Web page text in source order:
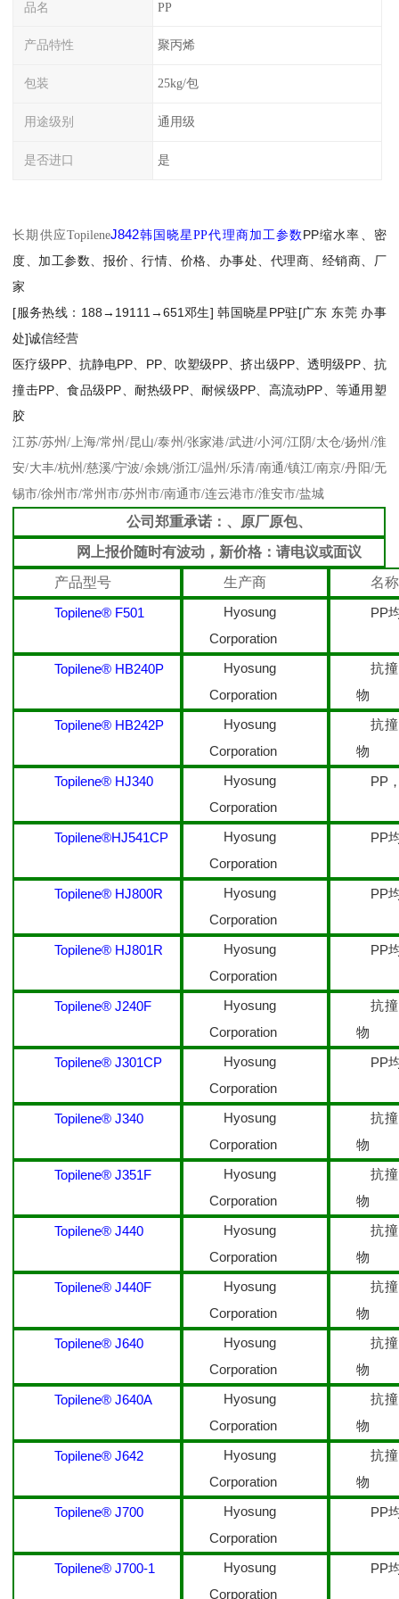
品名 PP
产品特性 聚丙烯
包装 25kg/包
用途级别 通用级
是否进口 是
长期供应TopileneJ842韩国晓星PP代理商加工参数 PP缩水率、密
度、加工参数、报价、行情、价格、办事处、代理商、经销商、厂
家
[服务热线： 188→19111→651邓生]韩国晓星PP驻[广东 东莞 办事
处]诚信经营
医疗级PP、抗静电PP、 PP、吹塑级PP、挤出级PP、透明级PP、抗
撞击PP、食品级PP、耐热级PP、耐候级PP、高流动PP、等通用塑
胶
江苏/苏州/上海/常州 /昆山/泰州/张家港/武进/小河/江阴/太仓/扬州 /淮
安/大丰/杭州/慈溪/宁波/余姚/浙江/温州/乐清/南通/镇江/南京/丹阳/无
锡市/徐州市/常州市/苏州市/南通市/连云港市/淮安市/盐城
公司郑重承诺：、原厂原包、
网上报价随时有波动，新价格：请电议或面议
产品型号
生产商 名称
Topilene® F501
Hyosung
Corporation
PP
Topilene® HB240P
Hyosung
Corporation
抗
物
Topilene® HB242P
Hyosung
Corporation
抗
物
Topilene® HJ340
Hyosung
Corporation
PP
Topilene®HJ541CP
Hyosung
Corporation
PP
Topilene® HJ800R
Hyosung
Corporation
PP
Topilene® HJ801R
Hyosung
Corporation
PP
Topilene® J240F
Hyosung
Corporation
抗
物
Topilene® J301CP
Hyosung
Corporation
PP
Topilene® J340
Hyosung
Corporation
抗
物
Topilene® J351F
Hyosung
Corporation
抗
物
Topilene® J440
Hyosung
Corporation
抗
物
Topilene® J440F
Hyosung
Corporation
抗
物
Topilene® J640
Hyosung
Corporation
抗
物
Topilene® J640A
Hyosung
Corporation
抗
物
Topilene® J642
Hyosung
Corporation
抗
物
Topilene® J700
Hyosung
Corporation
PP
Topilene® J700-1
Hyosung
Corporation
PP